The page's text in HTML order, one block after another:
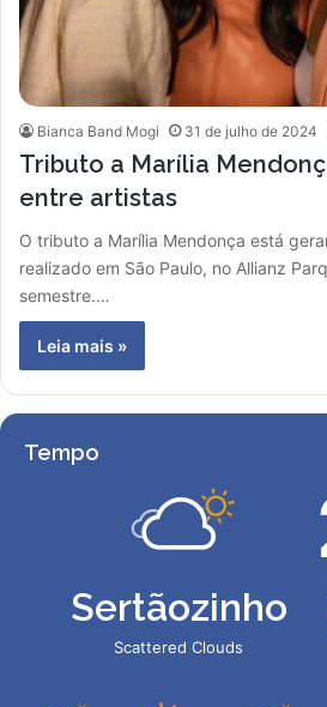
Bianca Band Mogi 31 de julho de 2024
Tributo a Marília
entre artistas
O tributo a Marília Mendonça está
realizado em São Paulo, no Allianz
semestre.…
Leia mais »
Tempo
Sertãozinho
Scattered Clouds